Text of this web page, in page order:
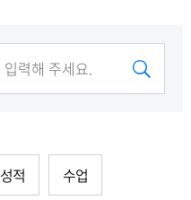
성적 수업